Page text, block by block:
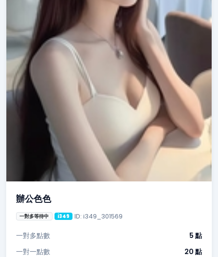
辦公色色
一對多等待中 i349 ID: i349_301569
一對多點數
5 點
一對一點數
20 點